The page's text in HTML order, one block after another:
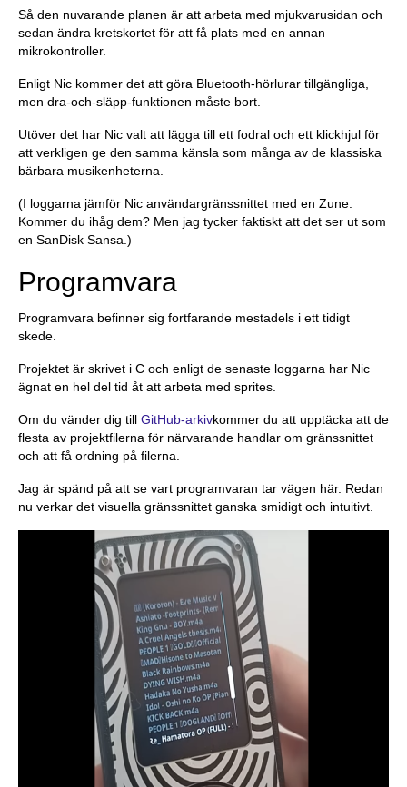
Så den nuvarande planen är att arbeta med mjukvarusidan och
sedan ändra kretskortet för att få plats med en annan
mikrokontroller.
Enligt Nic kommer det att göra Bluetooth-hörlurar tillgängliga,
men dra-och-släpp-funktionen måste bort.
Utöver det har Nic valt att lägga till ett fodral och ett klickhjul för
att verkligen ge den samma känsla som många av de klassiska
bärbara musikenheterna.
(I loggarna jämför Nic användargränssnittet med en Zune.
Kommer du ihåg dem? Men jag tycker faktiskt att det ser ut som
en SanDisk Sansa.)
Programvara
Programvara befinner sig fortfarande mestadels i ett tidigt
skede.
Projektet är skrivet i C och enligt de senaste loggarna har Nic
ägnat en hel del tid åt att arbeta med sprites.
Om du vänder dig till GitHub-arkivkommer du att upptäcka att de
flesta av projektfilerna för närvarande handlar om gränssnittet
och att få ordning på filerna.
Jag är spänd på att se vart programvaran tar vägen här. Redan
nu verkar det visuella gränssnittet ganska smidigt och intuitivt.